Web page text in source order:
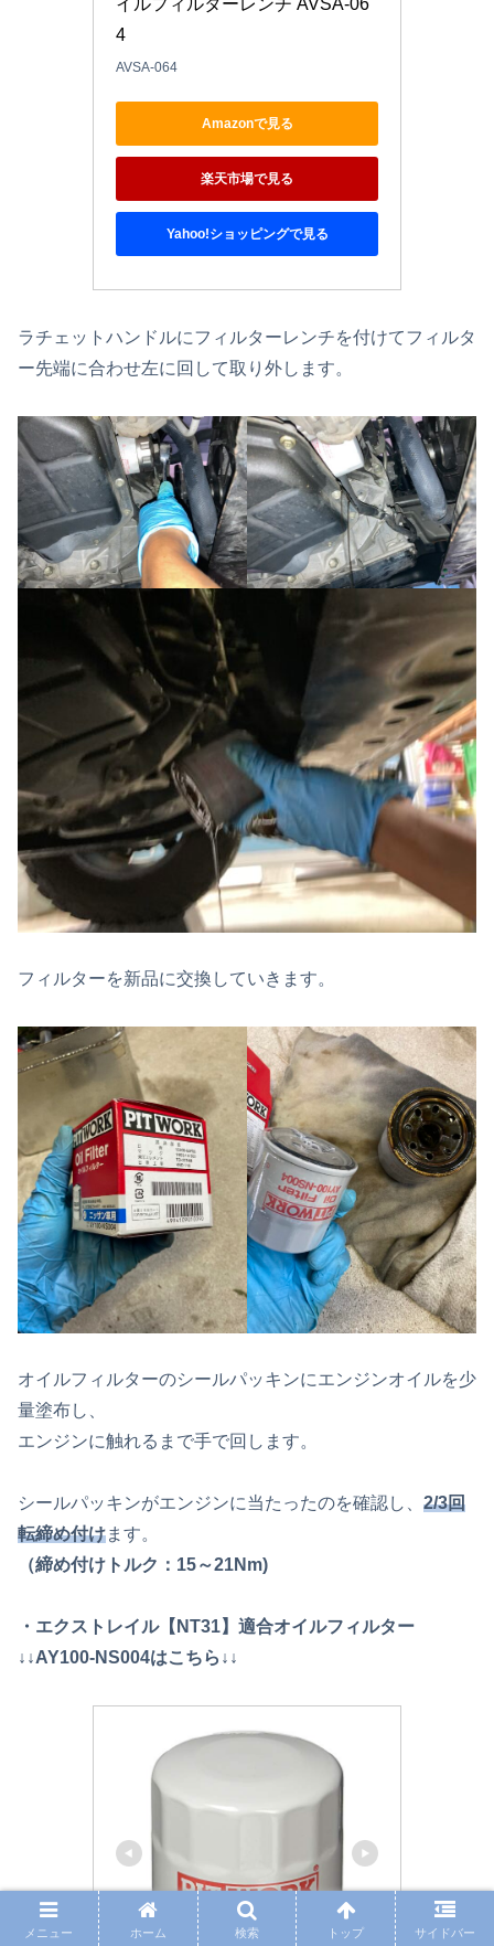
イルフィルターレンチ AVSA-06
4
AVSA-064
Amazonで見る
楽天市場で見る
Yahoo!ショッピングで見る
ラチェットハンドルにフィルターレンチを付けてフィルタ
ー先端に合わせ左に回して取り外します。
フィルターを新品に交換していきます。
オイルフィルターのシールパッキンにエンジンオイルを少
量塗布し、
エンジンに触れるまで手で回します。
シールパッキンがエンジンに当たったのを確認し、 2/3回
転締め付けます。
（締め付けトルク：15～21Nm)
・エクストレイル【NT31】適合オイルフィルター
↓↓AY100-NS004はこちら↓↓
メニュー ホーム 検索 トップ サイドバー